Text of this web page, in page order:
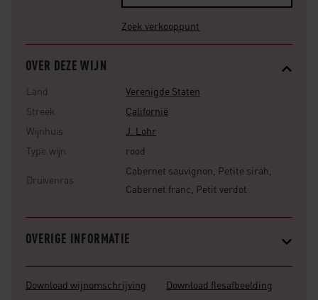
Zoek verkooppunt
OVER DEZE WIJN
Land
Verenigde Staten
Streek
Californië
Wijnhuis
J. Lohr
Type wijn
rood
Druivenras
Cabernet sauvignon, Petite sirah,
Cabernet franc, Petit verdot
OVERIGE INFORMATIE
Download wijnomschrijving Download flesafbeelding